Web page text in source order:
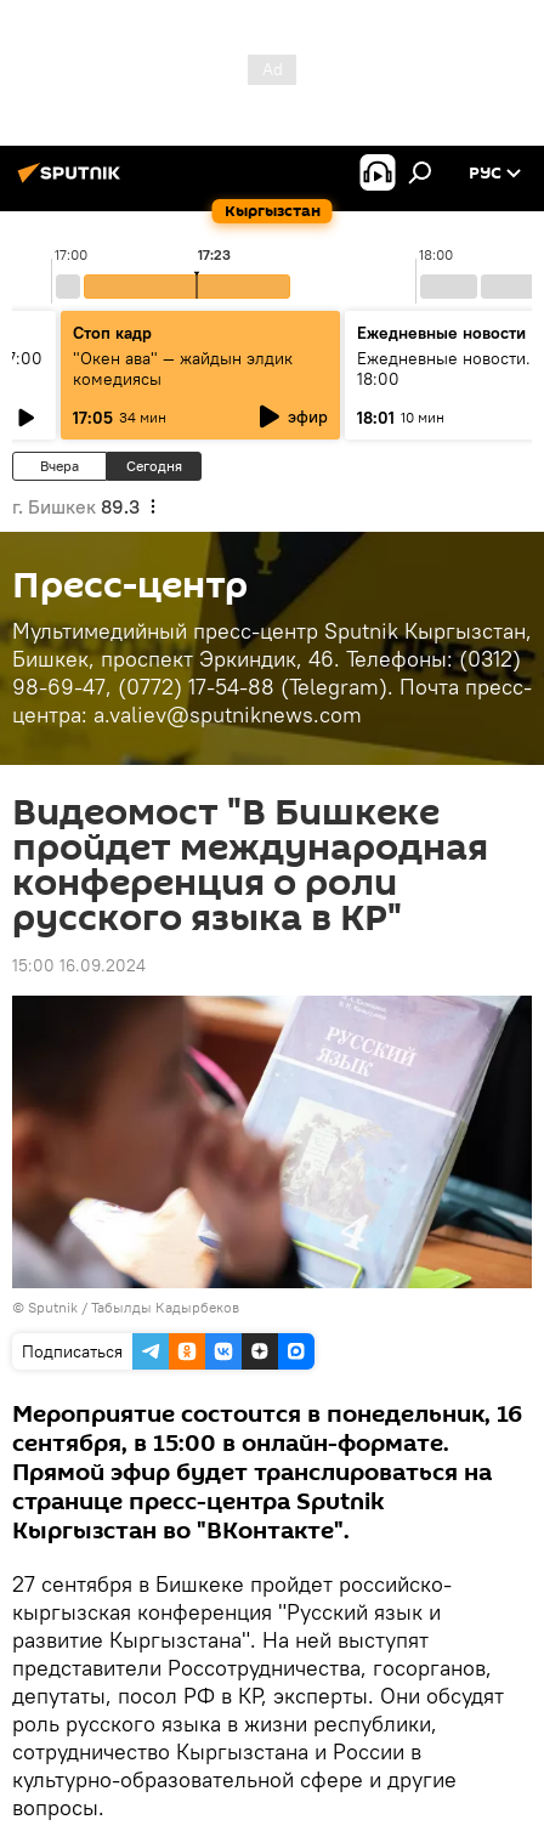
Кыргызстан
РУС
17:00 18:00
17:23
Стоп кадр
"Окен ава" — жайдын элдик
комедиясы
17:05 34 мин эфир
Ежедневные новости
Ежедневные новости.
18:00
18:01 10 мин
Вчера Сегодня
г. Бишкек 89.3
Пресс-центр
Мультимедийный пресс-центр Sputnik Кыргызстан,
Бишкек, проспект Эркиндик, 46. Телефоны: (0312)
98-69-47, (0772) 17-54-88 (Telegram). Почта пресс-
центра: a.valiev@sputniknews.com
Видеомост "В Бишкеке
пройдет международная
конференция о роли
русского языка в КР"
15:00 16.09.2024
© Sputnik / Табылды Кадырбеков
Подписаться
Мероприятие состоится в понедельник, 16
сентября, в 15:00 в онлайн-формате.
Прямой эфир будет транслироваться на
странице пресс-центра Sputnik
Кыргызстан во "ВКонтакте".
27 сентября в Бишкеке пройдет российско-
кыргызская конференция "Русский язык и
развитие Кыргызстана". На ней выступят
представители Россотрудничества, госорганов,
депутаты, посол РФ в КР, эксперты. Они обсудят
роль русского языка в жизни республики,
сотрудничество Кыргызстана и России в
культурно-образовательной сфере и другие
вопросы.